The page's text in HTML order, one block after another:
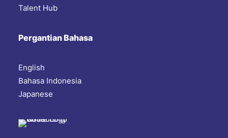
Talent Hub
Pergantian Bahasa
English
Bahasa Indonesia
Japanese